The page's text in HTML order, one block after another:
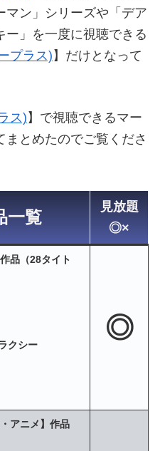
マン」シリーズや「デア
ー」を一度に視聴できる
プラス) 】だけとなって
ス) 】で視聴できるマー
とめたのでご覧くださ
一覧
見放題
◎×
品（28タイト
クシー
◎
アニメ】作品